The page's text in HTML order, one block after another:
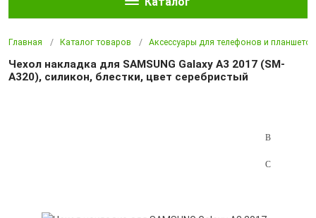
Главная Каталог товаров Аксессуары для телефонов и планшетов
Чехол накладка для SAMSUNG Galaxy A3 2017 (SM-
A320), силикон, блестки, цвет серебристый